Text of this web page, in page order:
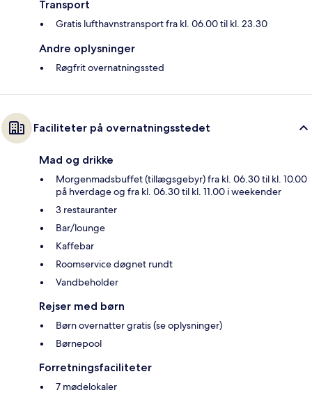
Transport
Gratis lufthavnstransport fra kl. 06.00 til kl. 23.30
Andre oplysninger
Røgfrit overnatningssted
Faciliteter på overnatningsstedet
Mad og drikke
Morgenmadsbuffet (tillægsgebyr) fra kl. 06.30 til kl. 10.00
på hverdage og fra kl. 06.30 til kl. 11.00 i weekender
3 restauranter
Bar/lounge
Kaffebar
Roomservice døgnet rundt
Vandbeholder
Rejser med børn
Børn overnatter gratis (se oplysninger)
Børnepool
Forretningsfaciliteter
7 mødelokaler